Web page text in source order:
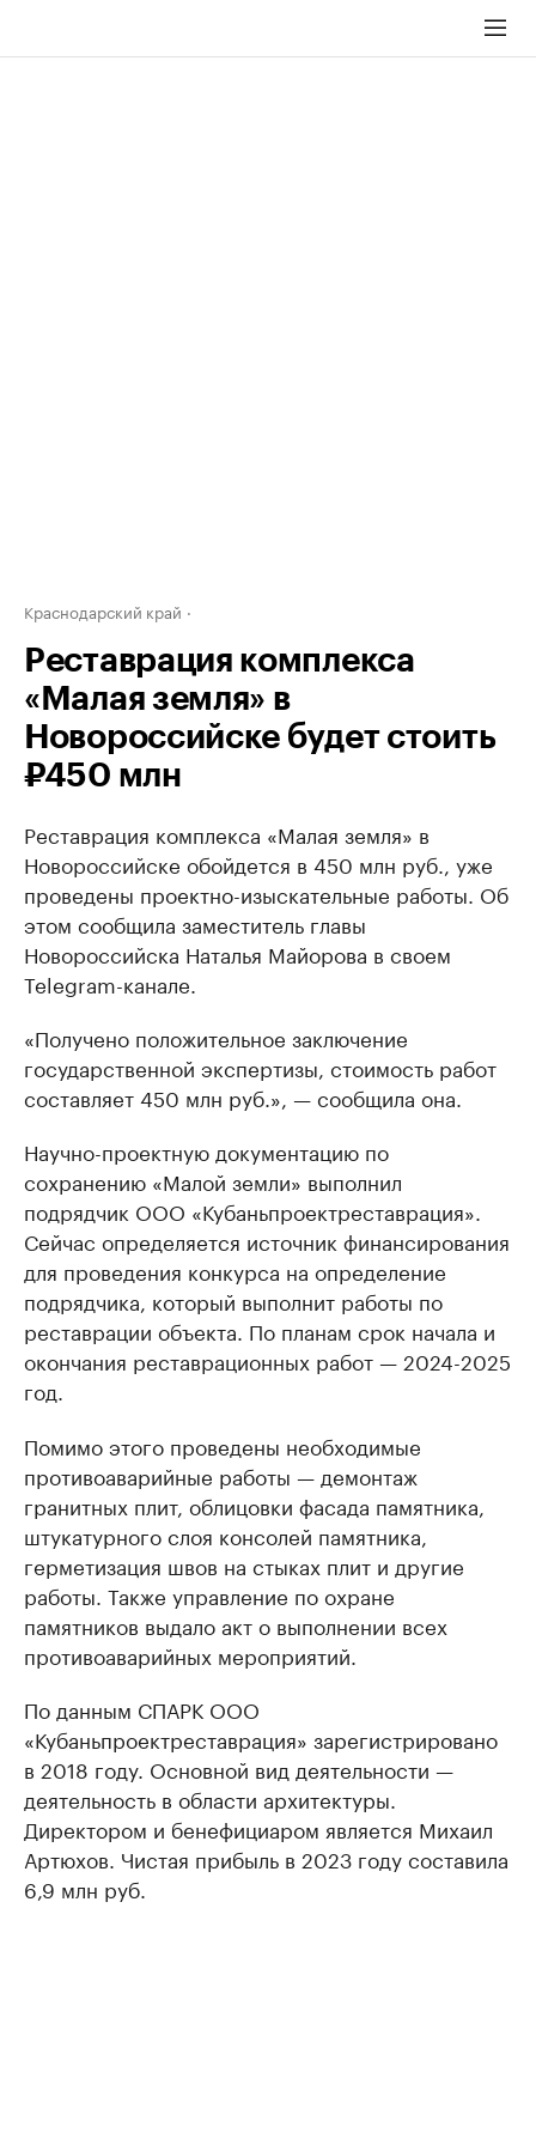
Краснодарский край
Реставрация комплекса
«Малая земля» в
Новороссийске будет стоить
₽450 млн
Реставрация комплекса «Малая земля» в
Новороссийске обойдется в 450 млн руб., уже
проведены проектно-изыскательные работы. Об
этом сообщила заместитель главы
Новороссийска Наталья Майорова в своем
Telegram-канале.
«Получено положительное заключение
государственной экспертизы, стоимость работ
составляет 450 млн руб.», — сообщила она.
Научно-проектную документацию по
сохранению «Малой земли» выполнил
подрядчик ООО «Кубаньпроектреставрация».
Сейчас определяется источник финансирования
для проведения конкурса на определение
подрядчика, который выполнит работы по
реставрации объекта. По планам срок начала и
окончания реставрационных работ — 2024-2025
год.
Помимо этого проведены необходимые
противоаварийные работы — демонтаж
гранитных плит, облицовки фасада памятника,
штукатурного слоя консолей памятника,
герметизация швов на стыках плит и другие
работы. Также управление по охране
памятников выдало акт о выполнении всех
противоаварийных мероприятий.
По данным СПАРК ООО
«Кубаньпроектреставрация» зарегистрировано
в 2018 году. Основной вид деятельности —
деятельность в области архитектуры.
Директором и бенефициаром является Михаил
Артюхов. Чистая прибыль в 2023 году составила
6,9 млн руб.